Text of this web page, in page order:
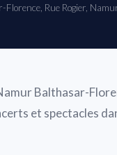
Rue Rogier,
Balthasar-
et spectacles